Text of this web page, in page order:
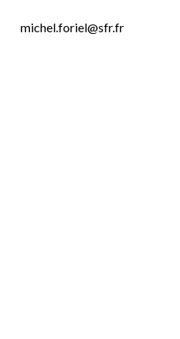
michel.foriel@sfr.fr